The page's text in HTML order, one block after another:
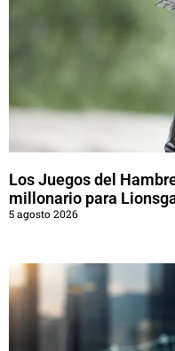
Los Juegos del
millonario para
5 agosto 2026